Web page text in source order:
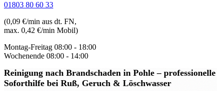
01803 80 60 33
(0,09 €/min aus dt. FN,
max. 0,42 €/min Mobil)
Montag-Freitag 08:00 - 18:00
Wochenende 08:00 - 14:00
Reinigung nach Brandschaden in Pohle– professionelle
Soforthilfe bei Ruß, Geruch & Löschwasser